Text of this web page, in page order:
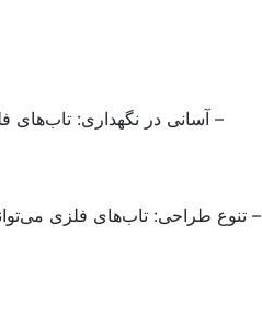
– آسانی در نگهداری: تاب‌های
– تنوع طراحی: تاب‌های فلزی